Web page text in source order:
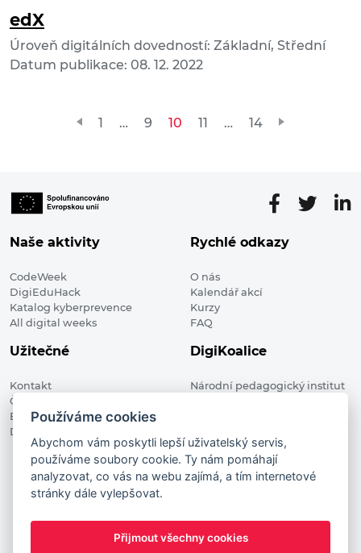
edX
Úroveň digitálních dovedností: Základní, Střední
Datum publikace: 08. 12. 2022
Stránkování
1 … 9 10 11 … 14
Naše aktivity
CodeWeek
DigiEduHack
Katalog kyberprevence
All digital weeks
Rychlé odkazy
O nás
Kalendář akcí
Kurzy
FAQ
Užitečné
Kontakt
Členské organizace
Blog
Digitalizace ve vzdělávání
DigiKoalice
Národní pedagogický institut
DigiKoalice 2021. All rights reserved
Vstup do administrace
This project has received funding from the European
Commission Innovation and Networks Executive Agency (now
Používáme cookies
Abychom vám poskytli lepší uživatelský servis,
používáme soubory cookie. Ty nám pomáhají
analyzovat, co vás na webu zajímá, a tím internetové
stránky dále vylepšovat.
Přijmout všechny cookies